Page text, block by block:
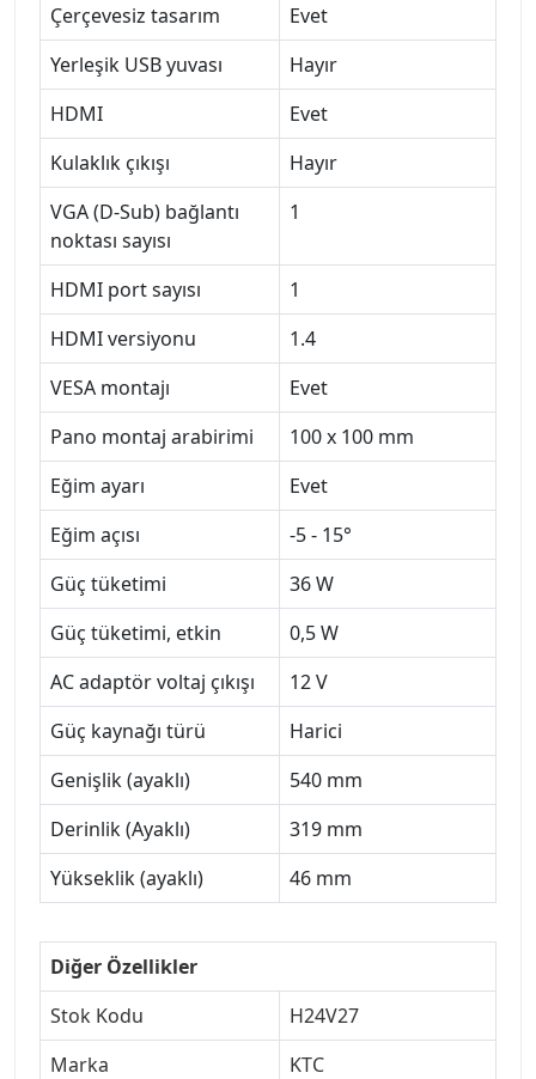
Çerçevesiz tasarım
Evet
Yerleşik USB yuvası
Hayır
HDMI
Evet
Kulaklık çıkışı
Hayır
VGA (D-Sub) bağlantı
noktası sayısı
1
HDMI port sayısı
1
HDMI versiyonu
1.4
VESA montajı
Evet
Pano montaj arabirimi
100 x 100 mm
Eğim ayarı
Evet
Eğim açısı
-5 - 15°
Güç tüketimi
36 W
Güç tüketimi, etkin
0,5 W
AC adaptör voltaj çıkışı
12 V
Güç kaynağı türü
Harici
Genişlik (ayaklı)
540 mm
Derinlik (Ayaklı)
319 mm
Yükseklik (ayaklı)
46 mm
Diğer Özellikler
Stok Kodu
H24V27
Marka
KTC